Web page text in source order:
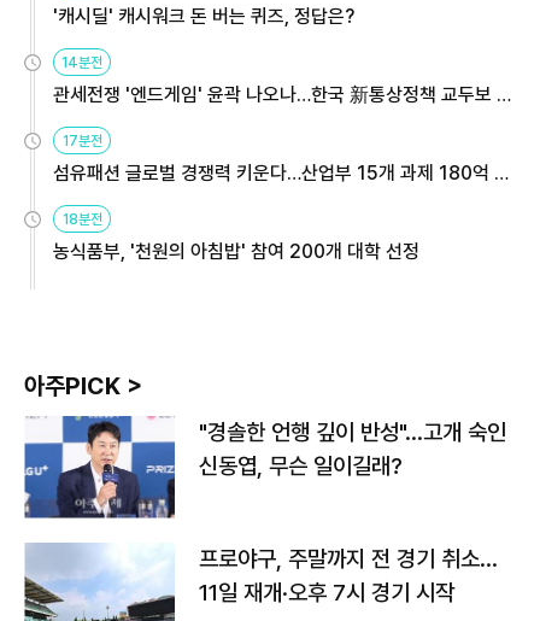
'캐시딜' 캐시워크 돈 버는 퀴즈, 정답은?
14분전
관세전쟁 '엔드게임' 윤곽 나오나…한국 新통상정책 교두보 활
17분전
섬유패션 글로벌 경쟁력 키운다…산업부 15개 과제 180억 지
18분전
농식품부, '천원의 아침밥' 참여 200개 대학 선정
아주PICK >
"경솔한 언행 깊이 반성"…고개 숙인
신동엽, 무슨 일이길래?
프로야구, 주말까지 전 경기 취소…
11일 재개·오후 7시 경기 시작